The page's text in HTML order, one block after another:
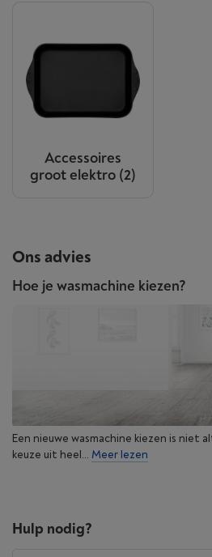
Accessoires
groot elektro (2)
Ons advies
Hoe je wasmachine kiezen?
Een nieuwe wasmachine kiezen is niet
keuze uit heel... Meer lezen
Hulp nodig?